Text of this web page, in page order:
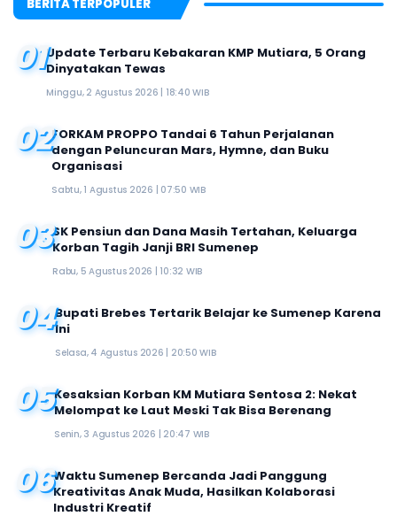
BERITA TERPOPULER
01Update Terbaru Kebakaran KMP Mutiara, 5 Orang
Dinyatakan Tewas
Minggu, 2 Agustus 2026 | 18:40 WIB
02FORKAM PROPPO Tandai 6 Tahun Perjalanan
dengan Peluncuran Mars, Hymne, dan Buku
Organisasi
Sabtu, 1 Agustus 2026 | 07:50 WIB
03SK Pensiun dan Dana Masih Tertahan, Keluarga
Korban Tagih Janji BRI Sumenep
Rabu, 5 Agustus 2026 | 10:32 WIB
04Bupati Brebes Tertarik Belajar ke Sumenep Karena
Ini
Selasa, 4 Agustus 2026 | 20:50 WIB
05Kesaksian Korban KM Mutiara Sentosa 2: Nekat
Melompat ke Laut Meski Tak Bisa Berenang
Senin, 3 Agustus 2026 | 20:47 WIB
06Waktu Sumenep Bercanda Jadi Panggung
Kreativitas Anak Muda, Hasilkan Kolaborasi
Industri Kreatif